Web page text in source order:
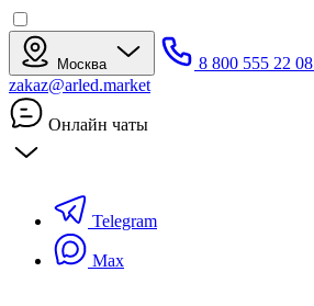
Москва
8 800 555 22 08
zakaz@arled.market
Онлайн чаты
Telegram
Max